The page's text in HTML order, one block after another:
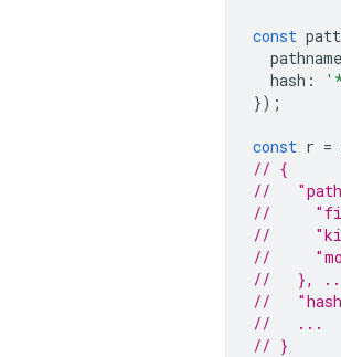
const
pathname
hash :
});
const r =
// {
//
//
//
//
//   },
//
//   ...
// }